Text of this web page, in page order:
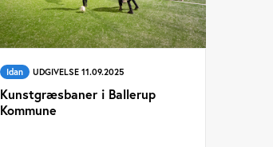
Idan UDGIVELSE 11.09.2025
Kunstgræsbaner i Ballerup
Kommune